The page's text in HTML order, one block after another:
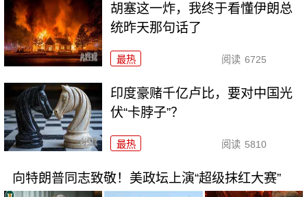
胡塞这一炸，我终于看懂伊朗总
统昨天那句话了
最热 阅读 6725
印度豪赌千亿卢比，要对中国光
伏“卡脖子”？
最热 阅读 5810
向特朗普同志致敬！美政坛上演“超级抹红大赛”